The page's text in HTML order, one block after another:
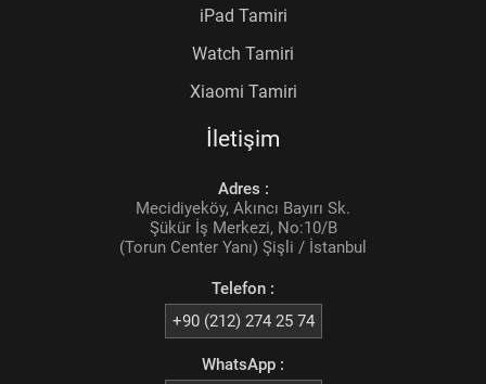
iPad Tamiri
Watch Tamiri
Xiaomi Tamiri
İletişim
Adres :
Mecidiyeköy, Akıncı Bayırı Sk.
Şükür İş Merkezi, No:10/B
(Torun Center Yanı) Şişli / İstanbul
Telefon :
+90 (212) 274 25 74
WhatsApp :